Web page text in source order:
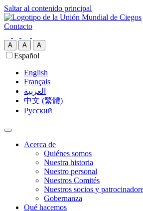
Saltar al contenido principal
Contacto
A A A
Español
English
Français
العربية‏
中文 (繁體)
Русский
Acerca de
Quiénes somos
Nuestra historia
Nuestro personal
Nuestros Comités
Nuestros socios y
Gobernanza
Qué hacemos